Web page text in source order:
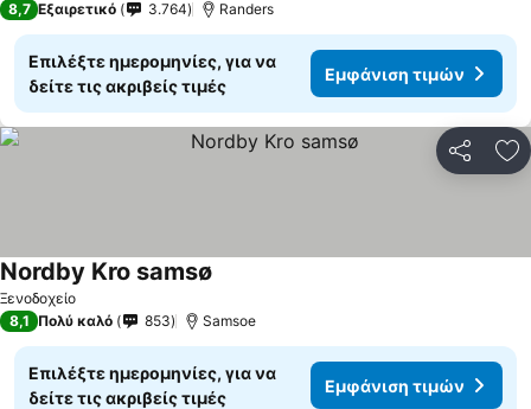
8,7 Εξαιρετικό 3.764 Randers
Επιλέξτε ημερομηνίες, για να
δείτε τις ακριβείς τιμές
Εμφάνιση τιμών
Ξενοδοχείο
Nordby Kro samsø
8,1 Πολύ καλό 853 Samsoe
Επιλέξτε ημερομηνίες, για να
δείτε τις ακριβείς τιμές
Εμφάνιση τιμών